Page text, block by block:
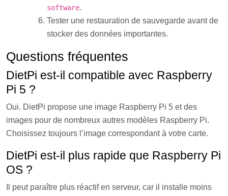
software.
Tester une restauration de sauvegarde avant de
stocker des données importantes.
Questions fréquentes
DietPi est-il compatible avec Raspberry
Pi 5 ?
Oui. DietPi propose une image Raspberry Pi 5 et des
images pour de nombreux autres modèles Raspberry Pi.
Choisissez toujours l’image correspondant à votre carte.
DietPi est-il plus rapide que Raspberry Pi
OS ?
Il peut paraître plus réactif en serveur, car il installe moins